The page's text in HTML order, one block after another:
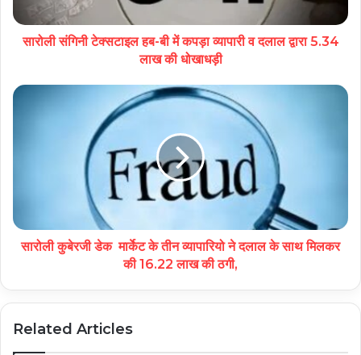
सारोली संगिनी टेक्सटाइल हब-बी में कपड़ा व्यापारी व दलाल द्वारा 5.34
लाख की धोखाधड़ी
सारोली कुबेरजी डेक मार्केट के तीन व्यापारियो ने दलाल के साथ मिलकर
की 16.22 लाख की ठगी,
Related Articles